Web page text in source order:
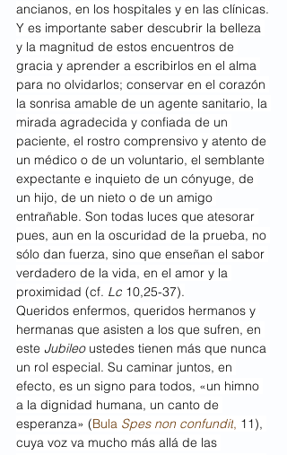
ancianos, en los hospitales y en las clínicas.
Y es importante saber descubrir la belleza
y la magnitud de estos encuentros de
gracia y aprender a escribirlos en el alma
para no olvidarlos; conservar en el corazón
la sonrisa amable de un agente sanitario, la
mirada agradecida y confiada de un
paciente, el rostro comprensivo y atento de
un médico o de un voluntario, el semblante
expectante e inquieto de un cónyuge, de
un hijo, de un nieto o de un amigo
entrañable. Son todas luces que atesorar
pues, aun en la oscuridad de la prueba, no
sólo dan fuerza, sino que enseñan el sabor
verdadero de la vida, en el amor y la
proximidad (cf. Lc 10,25-37).
Queridos enfermos, queridos hermanos y
hermanas que asisten a los que sufren, en
este Jubileo ustedes tienen más que nunca
un rol especial. Su caminar juntos, en
efecto, es un signo para todos, «un himno
a la dignidad humana, un canto de
esperanza» (Bula Spes non confundit, 11),
cuya voz va mucho más allá de las